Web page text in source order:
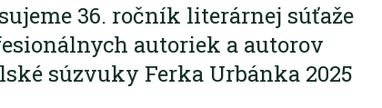
36. ročník literárnej súťaže
autoriek a autorov
súzvuky Ferka Urbánka 2025